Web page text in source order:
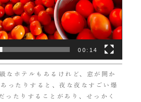
00:14
なホテルもあるけれど、窓が開か
ったりすると、夜な夜なすごい爆
ったりすることがあり、せっかく